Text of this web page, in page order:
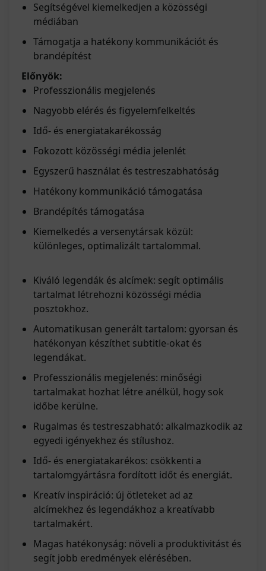
Segítségével kiemelkedjen a közösségi
médiában
Támogatja a hatékony kommunikációt és
brandépítést
Előnyök:
Professzionális megjelenés
Nagyobb elérés és figyelemfelkeltés
Idő- és energiatakarékosság
Fokozott közösségi média jelenlét
Egyszerű használat és testreszabhatóság
Hatékony kommunikáció támogatása
Brandépítés támogatása
Kiemelkedés a versenytársak közül:
különleges, optimalizált tartalommal.
Kiváló legendák és alcímek: segít optimális
tartalmat létrehozni közösségi média
posztokhoz.
Automatikusan generált tartalom: gyorsan és
hatékonyan készíthet subtitle-okat és
legendákat.
Professzionális megjelenés: minőségi
tartalmakat hozhat létre anélkül, hogy sok
időbe kerülne.
Rugalmas és testreszabható: alkalmazkodik az
egyedi igényekhez és stílushoz.
Idő- és energiatakarékos: csökkenti a
tartalomgyártásra fordított időt és energiát.
Kreatív inspiráció: új ötleteket ad az
alcímekhez és legendákhoz a kreatívabb
tartalmakért.
Magas hatékonyság: növeli a produktivitást és
segít jobb eredmények elérésében.